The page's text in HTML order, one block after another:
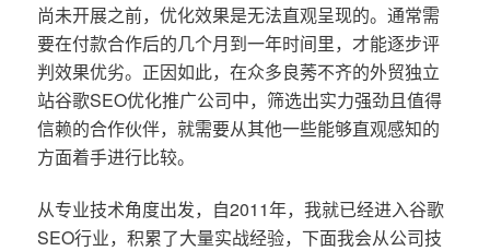
尚未开展之前，优化效果是无法直观呈现的。通常需
要在付款合作后的几个月到一年时间里，才能逐步评
判效果优劣。正因如此，在众多良莠不齐的外贸独立
站谷歌SEO优化推广公司中，筛选出实力强劲且值得
信赖的合作伙伴，就需要从其他一些能够直观感知的
方面着手进行比较。
从专业技术角度出发，自2011年，我就已经进入谷歌
SEO行业，积累了大量实战经验，下面我会从公司技